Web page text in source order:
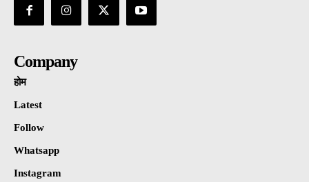
Company
होम
Latest
Follow
Whatsapp
Instagram